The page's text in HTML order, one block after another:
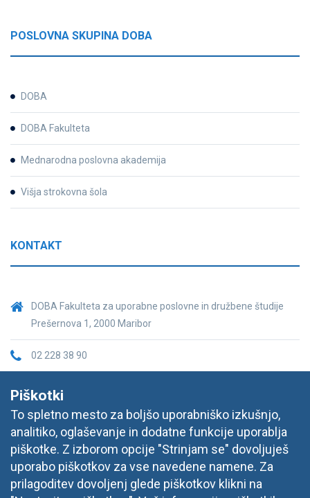
POSLOVNA SKUPINA DOBA
DOBA
DOBA Fakulteta
Mednarodna poslovna akademija
Višja strokovna šola
KONTAKT
DOBA Fakulteta za uporabne poslovne in družbene študije
Prešernova 1, 2000 Maribor
02 228 38 90
fakulteta@doba.si
Piškotki
To spletno mesto za boljšo uporabniško izkušnjo,
analitiko, oglaševanje in dodatne funkcije uporablja
piškotke. Z izborom opcije "Strinjam se" dovoljuješ
uporabo piškotkov za vse navedene namene. Za
prilagoditev dovoljenj glede piškotkov klikni na